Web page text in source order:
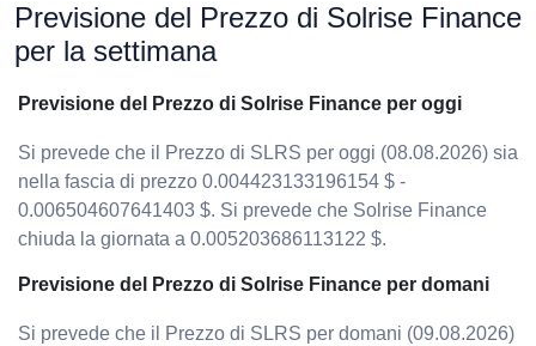
Previsione del Prezzo di Solrise Finance
per la settimana
Previsione del Prezzo di Solrise Finance per oggi
Si prevede che il Prezzo di SLRS per oggi (08.08.2026) sia
nella fascia di prezzo 0.004423133196154 $ -
0.006504607641403 $. Si prevede che Solrise Finance
chiuda la giornata a 0.005203686113122 $.
Previsione del Prezzo di Solrise Finance per domani
Si prevede che il Prezzo di SLRS per domani (09.08.2026)